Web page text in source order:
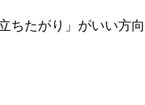
ちたがり」がいい方